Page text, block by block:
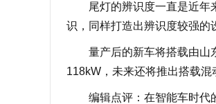
尾灯的辨识度一直是近年来
识，同样打造出辨识度较强的
量产后的新车将搭载由山东
118kW，未来还将推出搭载混
编辑点评：在智能车时代的